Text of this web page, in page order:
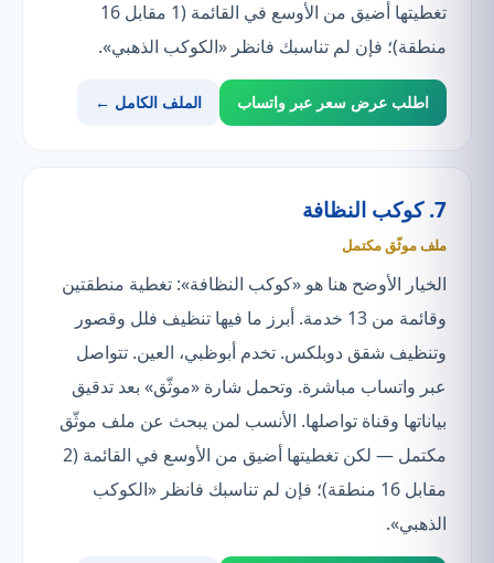
تغطيتها أضيق من الأوسع في القائمة (1 مقابل 16
منطقة)؛ فإن لم تناسبك فانظر «الكوكب الذهبي».
اطلب عرض سعر عبر واتساب الملف الكامل ←
7. كوكب النظافة
ملف موثّق مكتمل
الخيار الأوضح هنا هو «كوكب النظافة»: تغطية منطقتين
وقائمة من 13 خدمة. أبرز ما فيها تنظيف فلل وقصور
وتنظيف شقق دوبلكس. تخدم أبوظبي، العين. تتواصل
عبر واتساب مباشرة. وتحمل شارة «موثّق» بعد تدقيق
بياناتها وقناة تواصلها. الأنسب لمن يبحث عن ملف موثّق
مكتمل — لكن تغطيتها أضيق من الأوسع في القائمة (2
مقابل 16 منطقة)؛ فإن لم تناسبك فانظر «الكوكب
الذهبي».